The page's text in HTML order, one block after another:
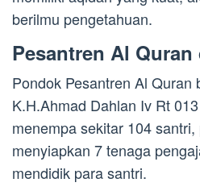
berilmu pengetahuan.
Pesantren Al
Pondok Pesantren Al Quran
K.H.Ahmad Dahlan Iv Rt
menempa sekitar 104
menyiapkan 7 tenaga
mendidik para santri.